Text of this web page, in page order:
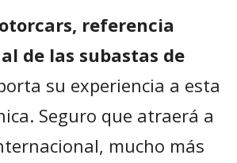
referencia
de las subastas de
su experiencia a esta
Seguro que atraerá a
mucho más